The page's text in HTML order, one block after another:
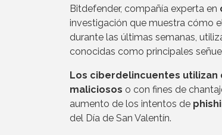
Bitdefender, compañía experta en
investigación que muestra cómo
durante las últimas semanas,
conocidas como principales
Los ciberdelincuentes
maliciosos o con fines de
aumento de los intentos de
del Día de San Valentín.